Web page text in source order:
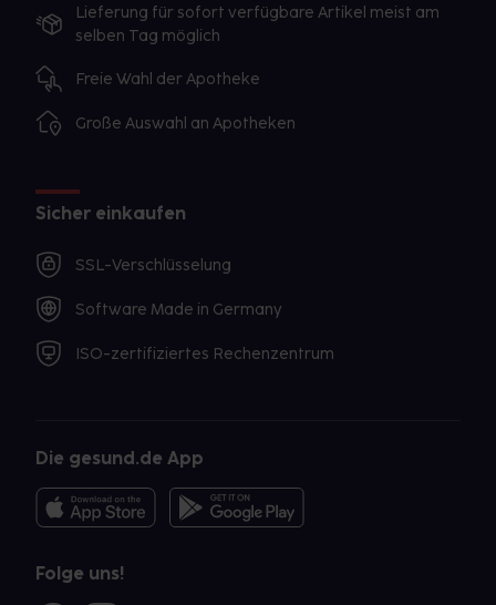
Lieferung für sofort verfügbare Artikel meist am
selben Tag möglich
Freie Wahl der Apotheke
Große Auswahl an Apotheken
Sicher einkaufen
SSL-Verschlüsselung
Software Made in Germany
ISO-zertifiziertes Rechenzentrum
Die gesund.de App
Folge uns!